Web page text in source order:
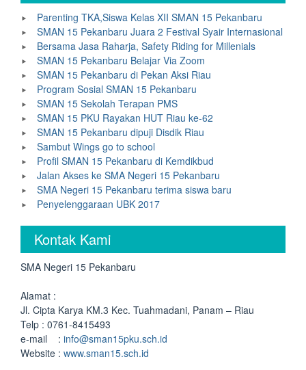
Parenting TKA,Siswa Kelas XII SMAN 15 Pekanbaru
SMAN 15 Pekanbaru Juara 2 Festival Syair Internasional
Bersama Jasa Raharja, Safety Riding for Millenials
SMAN 15 Pekanbaru Belajar Via Zoom
SMAN 15 Pekanbaru di Pekan Aksi Riau
Program Sosial SMAN 15 Pekanbaru
SMAN 15 Sekolah Terapan PMS
SMAN 15 PKU Rayakan HUT Riau ke-62
SMAN 15 Pekanbaru dipuji Disdik Riau
Sambut Wings go to school
Profil SMAN 15 Pekanbaru di Kemdikbud
Jalan Akses ke SMA Negeri 15 Pekanbaru
SMA Negeri 15 Pekanbaru terima siswa baru
Penyelenggaraan UBK 2017
Kontak Kami
SMA Negeri 15 Pekanbaru
Alamat :
Jl. Cipta Karya KM.3 Kec. Tuahmadani, Panam – Riau
Telp : 0761-8415493
e-mail : info@sman15pku.sch.id
Website : www.sman15.sch.id